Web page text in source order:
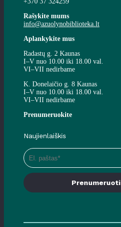
Rašykite mums
info@azuolynobiblioteka.lt
Aplankykite mus
Radastų g. 2 Kaunas
I–V nuo 10.00 iki 18.00 val.
VI–VII nedirbame
K. Donelaičio g. 8 Kaunas
I–V nuo 10.00 iki 18.00 val.
VI–VII nedirbame
Prenumeruokite
Naujienlaiškis
Prenumeruoti